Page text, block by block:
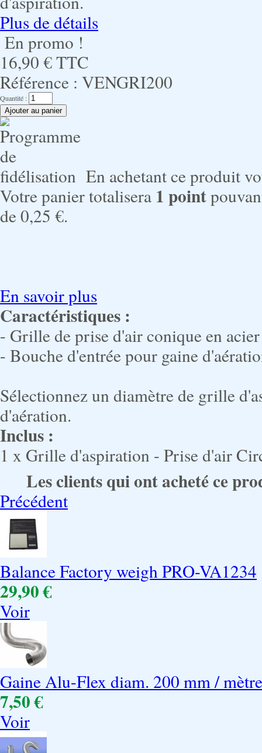
Plus de détails
En promo !
16,90 €TTC
Référence : VENGRI200
Quantité :
En achetant ce produit
Votre panier totalisera 1 point
de0,25 €.
En savoir plus
Caractéristiques :
- Grille de prise d'air conique en
- Bouche d'entrée pour gaine
Sélectionnez un diamètre de grille
d'aération.
Inclus :
1 x Grille d'aspiration - Prise d'air
Les clients qui ont acheté ce
Précédent
Balance Factory weigh PRO-VA1234
29,90 €
Voir
Gaine Alu-Flex diam. 200 mm / mètre
7,50 €
Voir